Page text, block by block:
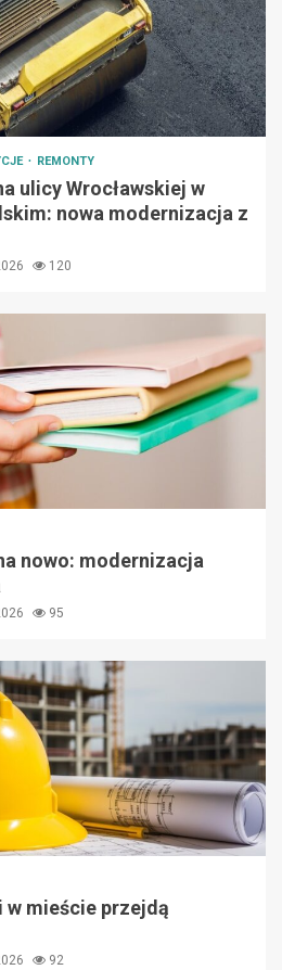
REMONTY
ulicy Wrocławskiej w
nowa modernizacja z
120
nowo: modernizacja
95
w mieście przejdą
92